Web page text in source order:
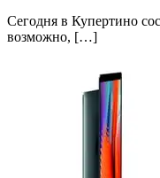
Сегодня в Купертино
возможно, […]